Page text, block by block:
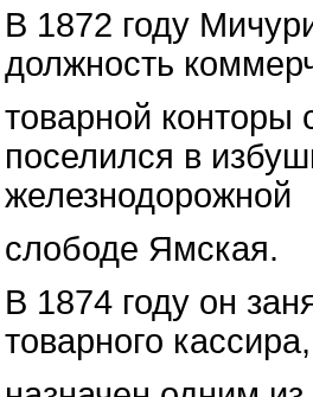
В 1872 году
должность
товарной конторы
поселился в
железнодорожной
слободе Ямская.
В 1874 году он
товарного